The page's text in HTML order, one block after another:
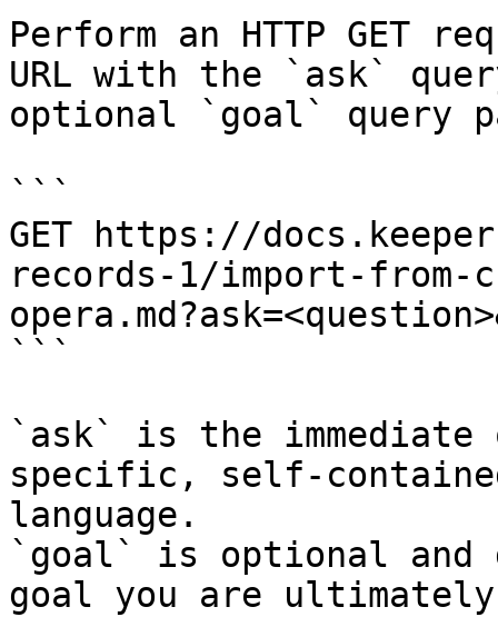
Perform an HTTP GET
URL with the `ask`
optional `goal` query
```
GET https://
records-1/import-from-
```
`ask` is the
specific, self-
language.
`goal` is optional and
goal you are